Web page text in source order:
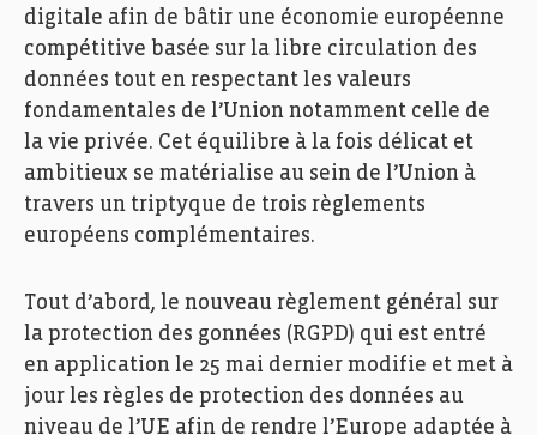
digitale afin de bâtir une économie européenne
compétitive basée sur la libre circulation des
données tout en respectant les valeurs
fondamentales de l’Union notamment celle de
la vie privée. Cet équilibre à la fois délicat et
ambitieux se matérialise au sein de l’Union à
travers un triptyque de trois règlements
européens complémentaires.
Tout d’abord, le nouveau règlement général sur
la protection des gonnées (RGPD) qui est entré
en application le 25 mai dernier modifie et met à
jour les règles de protection des données au
niveau de l’UE afin de rendre l’Europe adaptée à